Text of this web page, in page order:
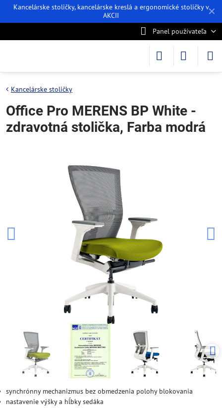
✕
Kancelárske stoličky, kancelárske kreslá a ergonomické stoličky v
AKCII
Panel používateľa
Kancelárske stoličky
Office Pro MERENS BP White -
zdravotná stolička, Farba modrá
synchrónny mechanizmus bez obmedzenia polohy blokovania
nastavenie výšky a hĺbky sedáka